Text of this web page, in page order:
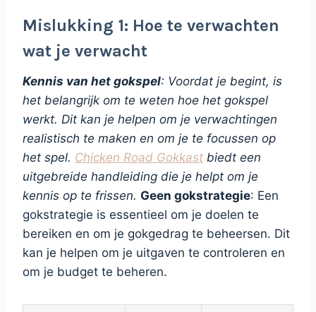
Mislukking 1: Hoe te verwachten
wat je verwacht
Kennis van het gokspel: Voordat je begint, is
het belangrijk om te weten hoe het gokspel
werkt. Dit kan je helpen om je verwachtingen
realistisch te maken en om je te focussen op
het spel. Chicken Road Gokkast biedt een
uitgebreide handleiding die je helpt om je
kennis op te frissen. Geen gokstrategie: Een
gokstrategie is essentieel om je doelen te
bereiken en om je gokgedrag te beheersen. Dit
kan je helpen om je uitgaven te controleren en
om je budget te beheren.